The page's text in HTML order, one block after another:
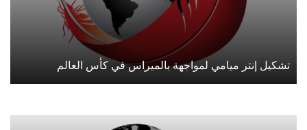
تشكيل إنتر ميامي لمواجهة بالميراس في كأس العالم